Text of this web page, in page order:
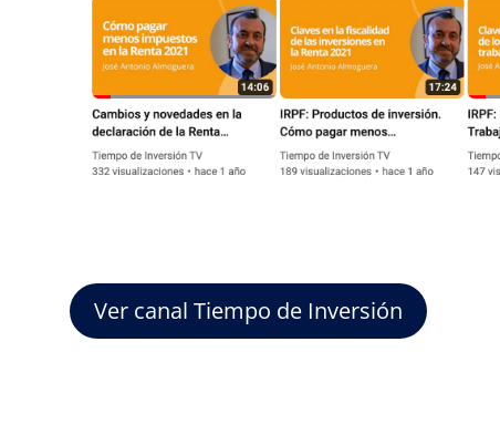
Ver canal Tiempo de Inversión